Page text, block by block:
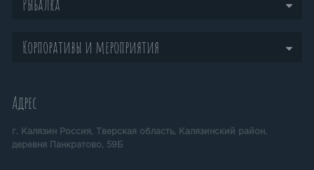
Корпоративы и мероприятия
Адрес
г. Калязин Россия, Тверская область, Калязинский район,
деревня Панкратово, 59Б